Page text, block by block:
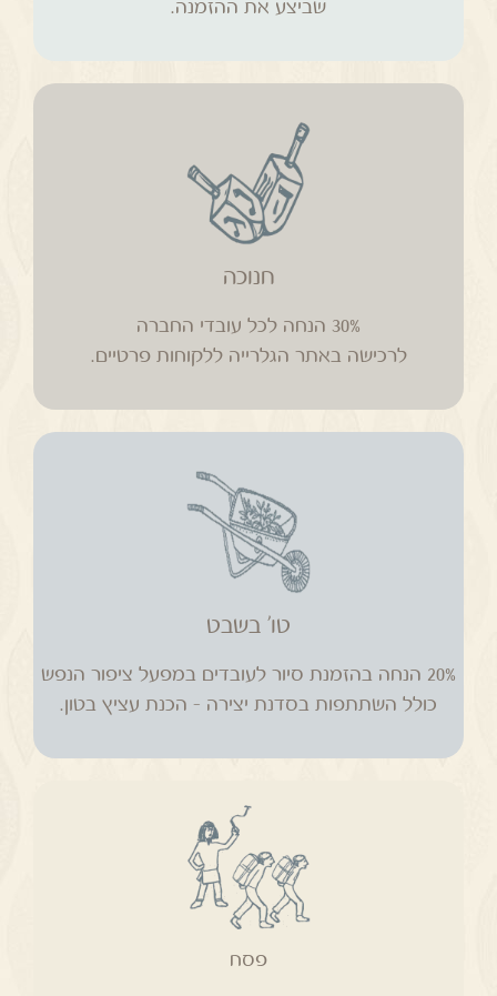
שביצע את ההזמנה.
חנוכה
30% הנחה לכל עובדי החברה
לרכישה באתר הגלרייה ללקוחות פרטיים.
טו' בשבט
20% הנחה בהזמנת סיור לעובדים במפעל ציפור הנפש
כולל השתתפות בסדנת יצירה – הכנת עציץ בטון.
20% הנחה בהזמנת סיור לעובדים במפעל ציפור הנפש
פסח
מגוון מארזים מיוחדים במחירי מבצע שאותם יוכלו
לקראת החג.